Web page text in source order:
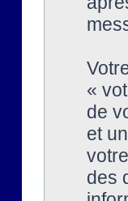
«
de
et
des